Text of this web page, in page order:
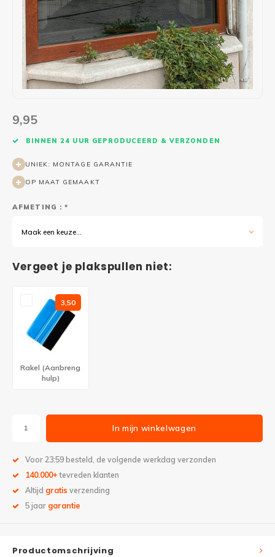
Sport
Wasruimte muurstickers
Badkamer
Steden
Tuin
Sport
Raamfolie bloemen
Badkamer folie
Glas in lood
Auto raamfolie
Zonwerende folie
Raamfolie dieren
Welkom thuis
Pensioen
Thema
Bedrijven
Trapstickers
Verjaardag
Plakspullen
Tuinposter
9,95
BINNEN 24 UUR GEPRODUCEERD & VERZONDEN
UNIEK: MONTAGE GARANTIE
OP MAAT GEMAAKT
AFMETING : *
Maak een keuze...
Vergeet je plakspullen niet:
3,50
Rakel (Aanbreng
hulp)
In mijn winkelwagen
Voor 23:59 besteld, de volgende werkdag verzonden
140.000+ tevreden klanten
Altijd gratis verzending
5 jaar garantie
Productomschrijving